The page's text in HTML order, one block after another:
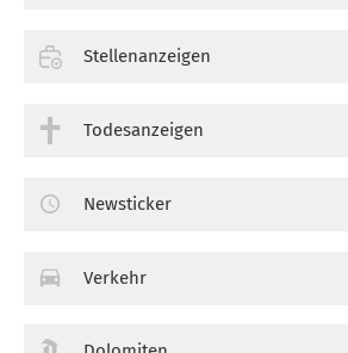
Stellenanzeigen
Todesanzeigen
Newsticker
Verkehr